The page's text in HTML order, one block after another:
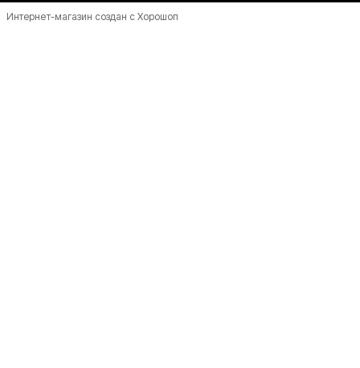
Интернет-магазин создан с Хорошоп